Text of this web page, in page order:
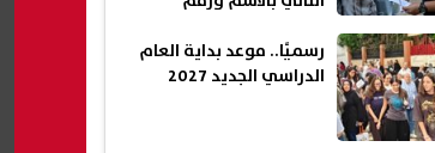
رسميًا.. موعد بداية العام
الدراسي الجديد 2027